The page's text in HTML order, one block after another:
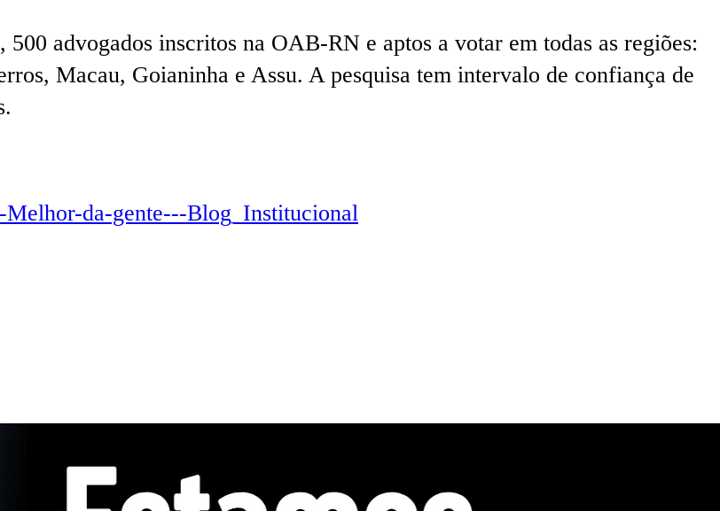
advogados inscritos na OAB-RN e aptos a votar em todas as regiões:
Macau, Goianinha e Assu. A pesquisa tem intervalo de confiança de